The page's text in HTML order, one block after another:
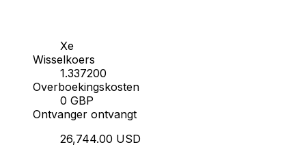
Xe
Wisselkoers
1.337200
Overboekingskosten
0 GBP
Ontvanger ontvangt
26,744.00 USD